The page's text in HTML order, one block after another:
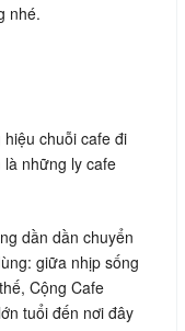
nhé.
chuỗi cafe đi
những ly cafe
dần dần chuyển
giữa nhịp sống
Cộng Cafe
tuổi đến nơi đây